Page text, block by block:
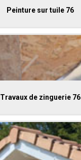
Peinture sur tuile 76
Travaux de zinguerie 76